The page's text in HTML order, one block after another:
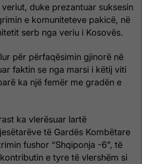
duke prezantuar suksesin
e komuniteteve pakicë, në
serb nga veriu i Kosovës.
për përfaqësimin gjinorë në
faktin se nga marsi i këtij viti
ka një femër me gradën e
ka vlerësuar lartë
të Gardës Kombëtare
fushor “Shqiponja -6”, të
e tyre të vlershëm si